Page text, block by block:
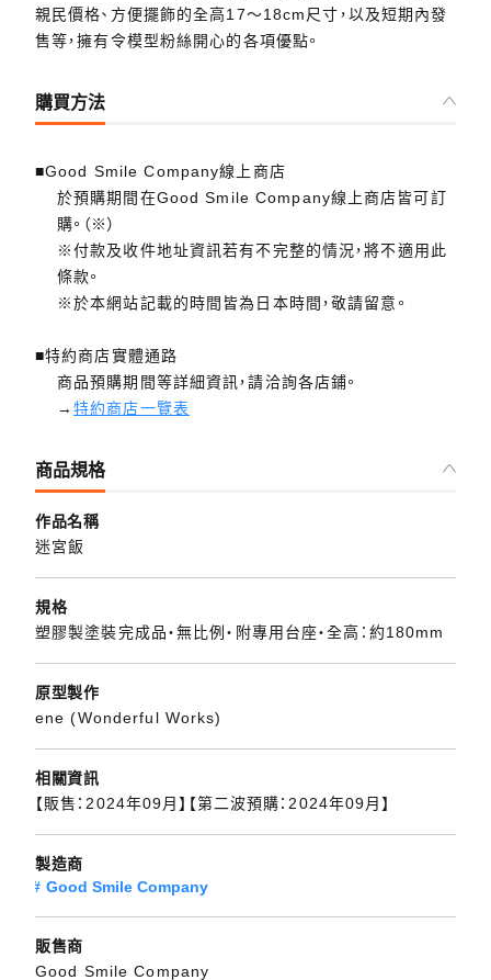
親民價格、方便擺飾的全高17～18cm尺寸，以及短期內發
售等，擁有令模型粉絲開心的各項優點。
購買方法
■Good Smile Company線上商店
於預購期間在Good Smile Company線上商店皆可訂
購。（※）
※付款及收件地址資訊若有不完整的情況，將不適用此
條款。
※於本網站記載的時間皆為日本時間，敬請留意。
■特約商店實體通路
商品預購期間等詳細資訊，請洽詢各店鋪。
→特約商店一覽表
商品規格
作品名稱
迷宮飯
規格
塑膠製塗裝完成品・無比例・附專用台座・全高：約180mm
原型製作
ene (Wonderful Works)
相關資訊
【販售：2024年09月】【第二波預購：2024年09月】
製造商
Good Smile Company
販售商
Good Smile Company